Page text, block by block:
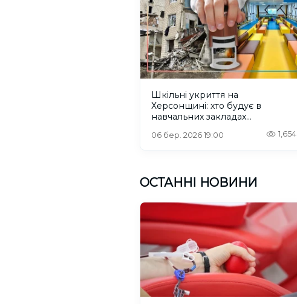
Шкільні укриття на
Херсонщині: хто будує в
навчальних закладах
Кута
06 бер. 2026 19:00 1,654
ОСТАННІ НОВИНИ